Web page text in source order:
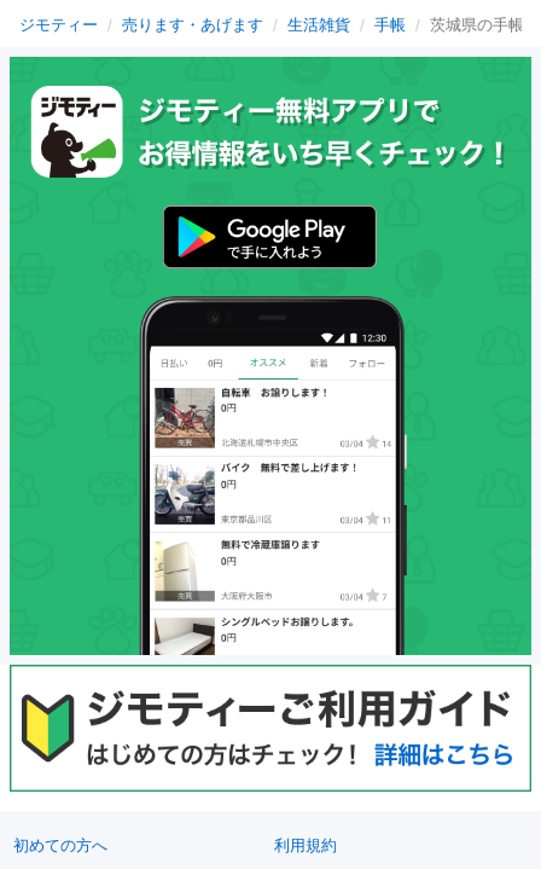
ジモティー 売ります・あげます 生活雑貨 手帳 茨城県の手帳
初めての方へ 利用規約